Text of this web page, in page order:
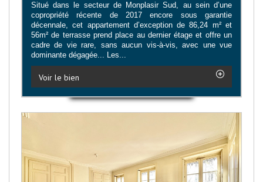
Situé dans le secteur de Monplasir Sud, au sein d’une
copropriété récente de 2017 encore sous garantie
décennale, cet appartement d’exception de 86,24 m² et
56m² de terrasse prend place au dernier étage et offre un
cadre de vie rare, sans aucun vis-à-vis, avec une vue
dominante dégagée... Les...
Voir le bien